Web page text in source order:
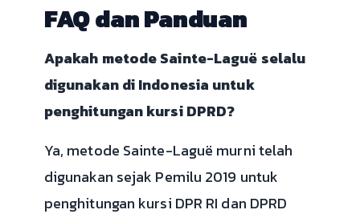
FAQ dan Panduan
Apakah metode Sainte-Laguë selalu
digunakan di Indonesia untuk
penghitungan kursi DPRD?
Ya, metode Sainte-Laguë murni telah
digunakan sejak Pemilu 2019 untuk
penghitungan kursi DPR RI dan DPRD